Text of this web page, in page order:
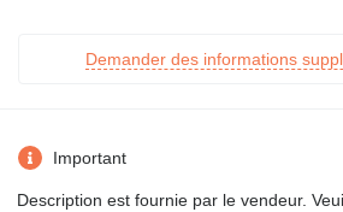
Demander des informations
Important
Description est fournie par le vendeur.